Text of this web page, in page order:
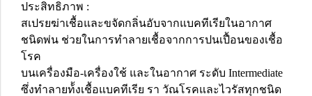
ประสิทธิภาพ :
สเปรยฆ่าเชื้อและขจัดกลิ่นอับจากแบคทีเรียในอากาศ
ชนิดพ่น ช่วยในการทำลายเชื้อจากการปนเปื้อนของเชื้อ
โรค
บนเครื่องมือ-เครื่องใช้ และในอากาศ ระดับ Intermediate
ซึ่งทำลายท้้งเชื้อแบคทีเรีย รา วัณโรคและไวรัสทุกชนิด